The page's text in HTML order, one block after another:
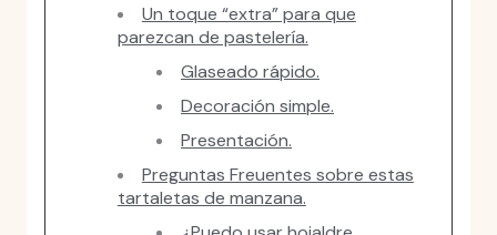
Un toque “extra” para que
parezcan de pastelería.
Glaseado rápido.
Decoración simple.
Presentación.
Preguntas Freuentes sobre estas
tartaletas de manzana.